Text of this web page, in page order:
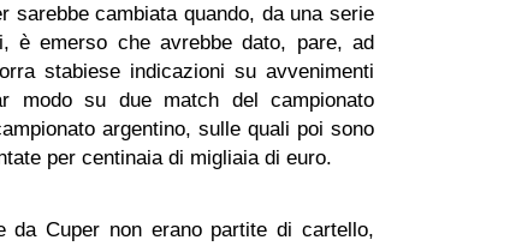
sarebbe cambiata quando, da una serie
è emerso che avrebbe dato, pare, ad
stabiese indicazioni su avvenimenti
modo su due match del campionato
argentino, sulle quali poi sono
per centinaia di migliaia di euro.
da Cuper non erano partite di cartello,